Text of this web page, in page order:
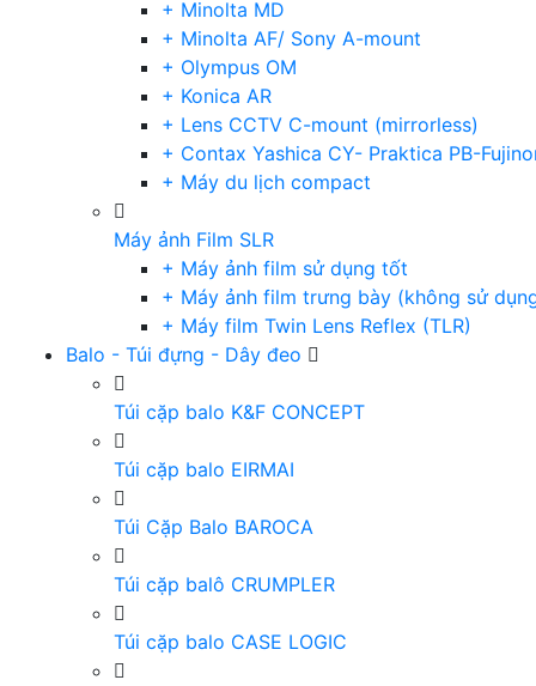
+ Minolta MD
+ Minolta AF/ Sony A-mount
+ Olympus OM
+ Konica AR
+ Lens CCTV C-mount (mirrorless)
+ Contax Yashica CY- Praktica PB-
+ Máy du lịch compact
Máy ảnh Film SLR
+ Máy ảnh film sử dụng tốt
+ Máy ảnh film trưng bày (không sử
+ Máy film Twin Lens Reflex (TLR)
Balo - Túi đựng - Dây đeo
Túi cặp balo K&F CONCEPT
Túi cặp balo EIRMAI
Túi Cặp Balo BAROCA
Túi cặp balô CRUMPLER
Túi cặp balo CASE LOGIC